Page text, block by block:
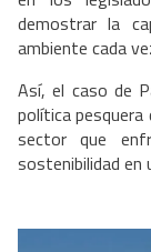
demostrar la
ambiente cada
Así, el caso de
política pesquera
sector que
sostenibilidad en